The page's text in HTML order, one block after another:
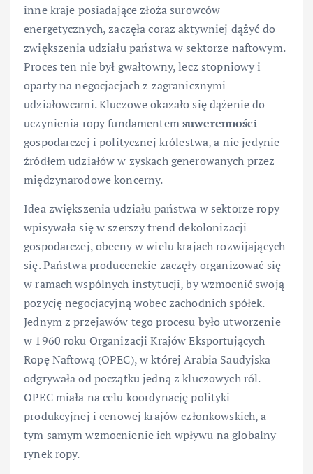
inne kraje posiadające złoża surowców
energetycznych, zaczęła coraz aktywniej dążyć do
zwiększenia udziału państwa w sektorze naftowym.
Proces ten nie był gwałtowny, lecz stopniowy i
oparty na negocjacjach z zagranicznymi
udziałowcami. Kluczowe okazało się dążenie do
uczynienia ropy fundamentemsuwerenności
gospodarczej i politycznej królestwa, a nie jedynie
źródłem udziałów w zyskach generowanych przez
międzynarodowe koncerny.
Idea zwiększenia udziału państwa w sektorze ropy
wpisywała się w szerszy trend dekolonizacji
gospodarczej, obecny w wielu krajach rozwijających
się. Państwa producenckie zaczęły organizować się
w ramach wspólnych instytucji, by wzmocnić swoją
pozycję negocjacyjną wobec zachodnich spółek.
Jednym z przejawów tego procesu było utworzenie
w 1960 roku Organizacji Krajów Eksportujących
Ropę Naftową (OPEC), w której Arabia Saudyjska
odgrywała od początku jedną z kluczowych ról.
OPEC miała na celu koordynację polityki
produkcyjnej i cenowej krajów członkowskich, a
tym samym wzmocnienie ich wpływu na globalny
rynek ropy.